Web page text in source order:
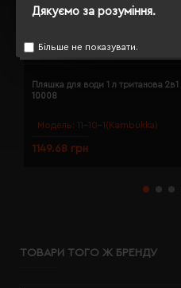
Дякуємо за розуміння.
Більше не показувати.
Модель: 11-10-1(Kambukka)
Пляшка для води 1 л тританова
10008
1149.68 грн
ТОВАРИ ТОГО Ж БРЕНДУ